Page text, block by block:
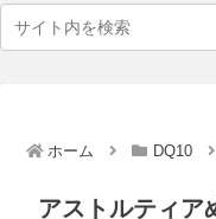
ホーム DQ10
アストルティア